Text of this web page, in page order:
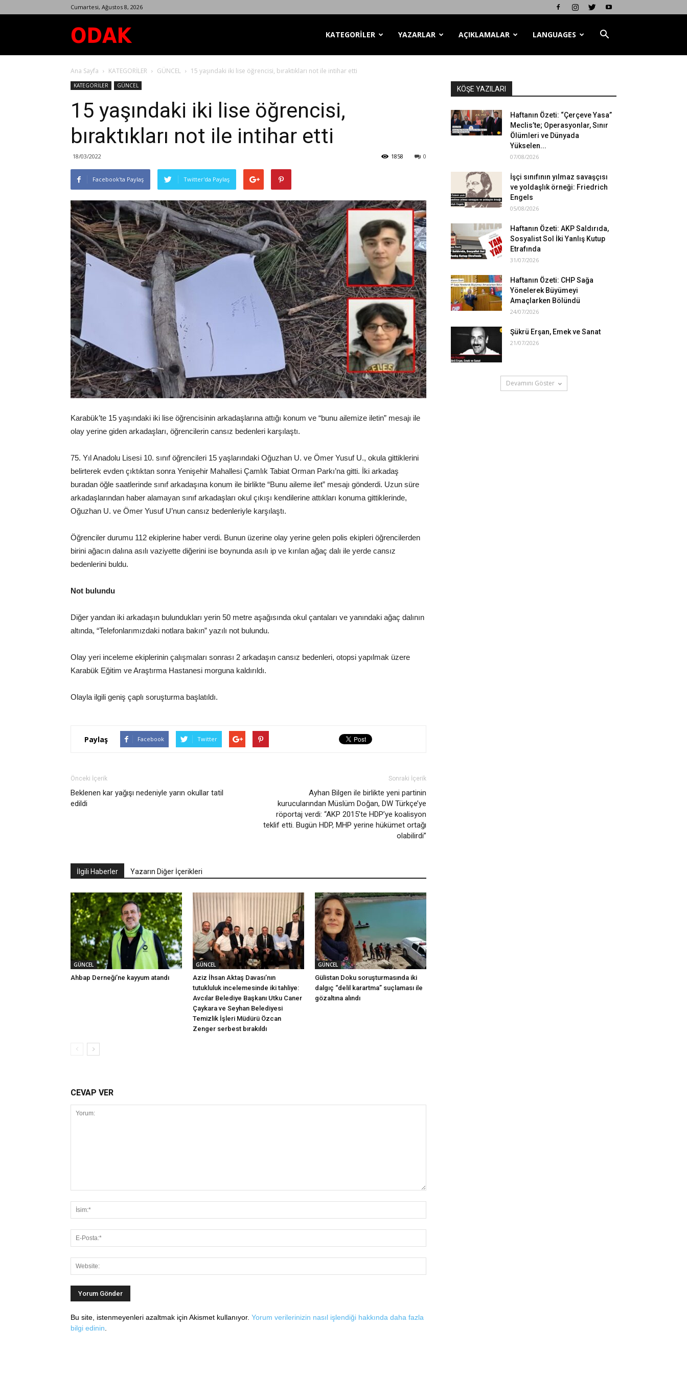
Cumartesi, Ağustos 8, 2026
Dergisi
KATEGORİLER YAZARLAR AÇIKLAMALAR LANGUAGES
Ana Sayfa KATEGORİLER GÜNCEL 15 yaşındaki iki lise öğrencisi, bıraktıkları not ile intihar etti
KATEGORİLER GÜNCEL
15 yaşındaki iki lise öğrencisi,
bıraktıkları not ile intihar etti
18/03/2022 0
1858
Facebook'ta Paylaş Twitter'da Paylaş
Karabük’te 15 yaşındaki iki lise öğrencisinin arkadaşlarına attığı konum ve “bunu ailemize iletin” mesajı ile
olay yerine giden arkadaşları, öğrencilerin cansız bedenleri karşılaştı.
75. Yıl Anadolu Lisesi 10. sınıf öğrencileri 15 yaşlarındaki Oğuzhan U. ve Ömer Yusuf U., okula gittiklerini
belirterek evden çıktıktan sonra Yenişehir Mahallesi Çamlık Tabiat Orman Parkı’na gitti. İki arkadaş
buradan öğle saatlerinde sınıf arkadaşına konum ile birlikte “Bunu aileme ilet” mesajı gönderdi. Uzun süre
arkadaşlarından haber alamayan sınıf arkadaşları okul çıkışı kendilerine attıkları konuma gittiklerinde,
Oğuzhan U. ve Ömer Yusuf U’nun cansız bedenleriyle karşılaştı.
Öğrenciler durumu 112 ekiplerine haber verdi. Bunun üzerine olay yerine gelen polis ekipleri öğrencilerden
birini ağacın dalına asılı vaziyette diğerini ise boynunda asılı ip ve kırılan ağaç dalı ile yerde cansız
bedenlerini buldu.
Not bulundu
Diğer yandan iki arkadaşın bulundukları yerin 50 metre aşağısında okul çantaları ve yanındaki ağaç dalının
altında, “Telefonlarımızdaki notlara bakın” yazılı not bulundu.
Olay yeri inceleme ekiplerinin çalışmaları sonrası 2 arkadaşın cansız bedenleri, otopsi yapılmak üzere
Karabük Eğitim ve Araştırma Hastanesi morguna kaldırıldı.
Olayla ilgili geniş çaplı soruşturma başlatıldı.
Paylaş Facebook Twitter
Önceki İçerik
Beklenen kar yağışı nedeniyle yarın okullar tatil
edildi
Sonraki İçerik
Ayhan Bilgen ile birlikte yeni partinin
kurucularından Müslüm Doğan, DW Türkçe’ye
röportaj verdi: “AKP 2015’te HDP’ye koalisyon
teklif etti. Bugün HDP, MHP yerine hükümet ortağı
olabilirdi”
İlgili Haberler Yazarın Diğer İçerikleri
GÜNCEL
Ahbap Derneği’ne kayyum atandı
GÜNCEL
Aziz İhsan Aktaş Davası’nın
tutukluluk incelemesinde iki tahliye:
Avcılar Belediye Başkanı Utku Caner
Çaykara ve Seyhan Belediyesi
Temizlik İşleri Müdürü Özcan
Zenger serbest bırakıldı
GÜNCEL
Gülistan Doku soruşturmasında iki
dalgıç “delil karartma” suçlaması ile
gözaltına alındı
CEVAP VER
Bu site, istenmeyenleri azaltmak için Akismet kullanıyor. Yorum verilerinizin nasıl işlendiği hakkında daha fazla
bilgi edinin
KÖŞE YAZILARI
Haftanın Özeti: “Çerçeve Yasa”
Meclis’te; Operasyonlar, Sınır
Ölümleri ve Dünyada
Yükselen...
07/08/2026
İşçi sınıfının yılmaz savaşçısı
ve yoldaşlık örneği: Friedrich
Engels
05/08/2026
Haftanın Özeti: AKP Saldırıda,
Sosyalist Sol İki Yanlış Kutup
Etrafında
31/07/2026
Haftanın Özeti: CHP Sağa
Yönelerek Büyümeyi
Amaçlarken Bölündü
24/07/2026
Şükrü Erşan, Emek ve Sanat
21/07/2026
Devamını Göster